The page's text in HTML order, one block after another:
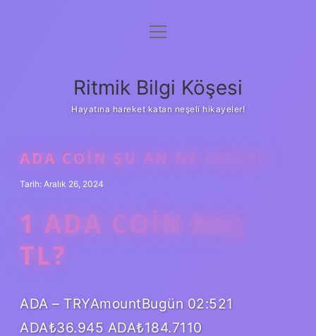
Anasayfa
Yasal Uyarı
menüyü
Ritmik Bilgi Köşesi
Hayatına hareket katan neşeli hikayeler!
ADA COIN ŞU AN NE KADAR
Tarih: Aralık 26, 2024
1 ADA COIN KAÇ
TL?
ADA – TRYAmountBugün 02:521
ADA₺36.945 ADA₺184.7110